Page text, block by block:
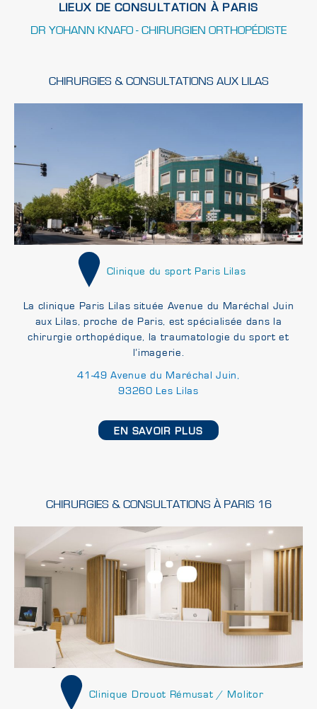
LIEUX DE CONSULTATION À PARIS
DR YOHANN KNAFO - CHIRURGIEN ORTHOPÉDISTE
CHIRURGIES & CONSULTATIONS AUX LILAS
Clinique du sport Paris Lilas
La clinique Paris Lilas située Avenue du Maréchal Juin
aux Lilas, proche de Paris, est spécialisée dans la
chirurgie orthopédique, la traumatologie du sport et
l’imagerie.
41-49 Avenue du Maréchal Juin,
93260 Les Lilas
EN SAVOIR PLUS
CHIRURGIES & CONSULTATIONS À PARIS 16
Clinique Drouot Rémusat / Molitor